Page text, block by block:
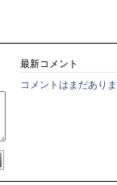
最新コメント
コメントはまだあり